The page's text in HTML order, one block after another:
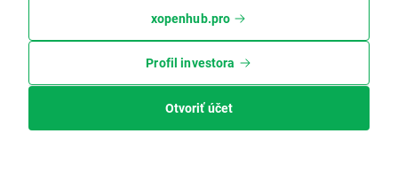
xopenhub.pro
Profil investora
Otvoriť účet